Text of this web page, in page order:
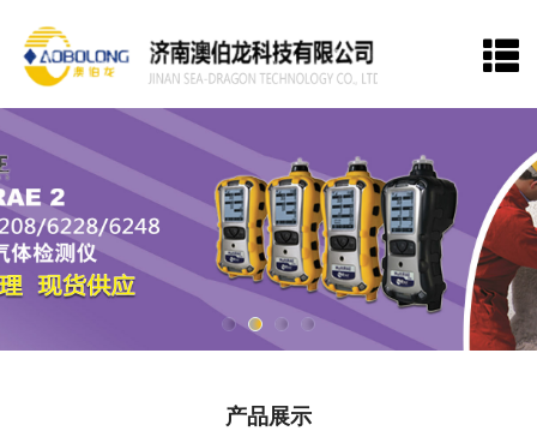
关于我们
产品展示
新闻资讯
品牌中心
走进澳伯龙
产品展示